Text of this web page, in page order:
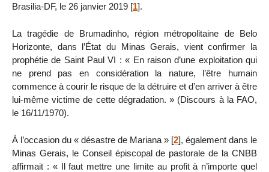
Brasilia-DF, le 26 janvier 2019 [1].
La tragédie de Brumadinho, région métropolitaine de Belo
Horizonte, dans l’État du Minas Gerais, vient confirmer la
prophétie de Saint Paul VI : « En raison d’une exploitation qui
ne prend pas en considération la nature, l’être humain
commence à courir le risque de la détruire et d’en arriver à être
lui-même victime de cette dégradation. » (Discours à la FAO,
le 16/11/1970).
À l’occasion du « désastre de Mariana » [2], également dans le
Minas Gerais, le Conseil épiscopal de pastorale de la CNBB
affirmait : « Il faut mettre une limite au profit à n’importe quel